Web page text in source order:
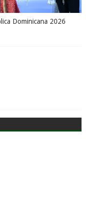
Dominicana 2026